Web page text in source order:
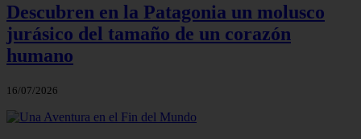
Descubren en la Patagonia un molusco
jurásico del tamaño de un corazón
humano
16/07/2026